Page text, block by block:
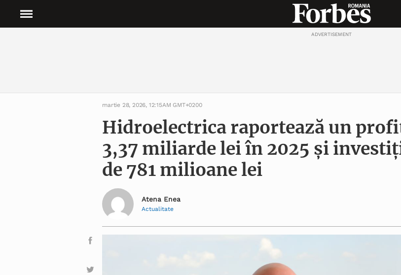
ADVERTISEMENT
martie 28, 2026, 12:15AM GMT+0200
Hidroelectrica raportează un
3,37 miliarde lei în 2025 și
de 781 milioane lei
Atena Enea
Actualitate